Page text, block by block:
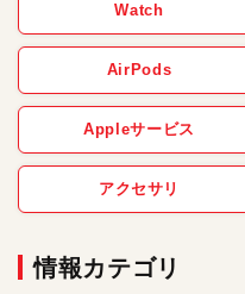
Watch
AirPods
Appleサービス
アクセサリ
情報カテゴリ